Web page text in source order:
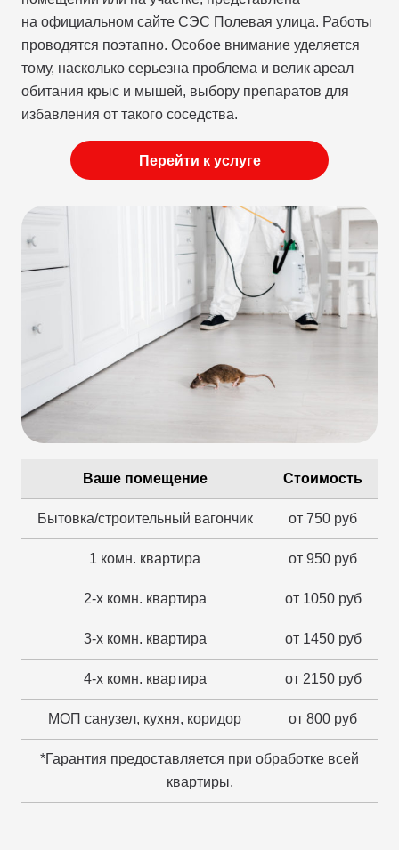
на официальном сайте СЭС Полевая улица. Работы
проводятся поэтапно. Особое внимание уделяется
тому, насколько серьезна проблема и велик ареал
обитания крыс и мышей, выбору препаратов для
избавления от такого соседства.
Перейти к услуге
Ваше помещение Стоимость
Бытовка/строительный вагончик от 750 руб
1 комн. квартира от 950 руб
2-х комн. квартира от 1050 руб
3-х комн. квартира от 1450 руб
4-х комн. квартира от 2150 руб
МОП санузел, кухня, коридор от 800 руб
*Гарантия предоставляется при обработке всей
квартиры.